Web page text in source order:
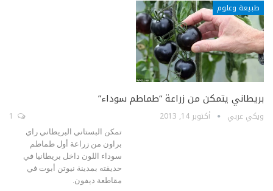
طبيعة وعلوم
بريطاني يتمكن من زراعة “طماطم سوداء”
ويكي عربي أكتوبر 14, 2013
تمكن البستاني البريطاني راي
براون من زراعة أول طماطم
سوداء اللون داخل بريطانيا في
حديقته بمدينة نيوتن أبوت في
مقاطعة ديفون.